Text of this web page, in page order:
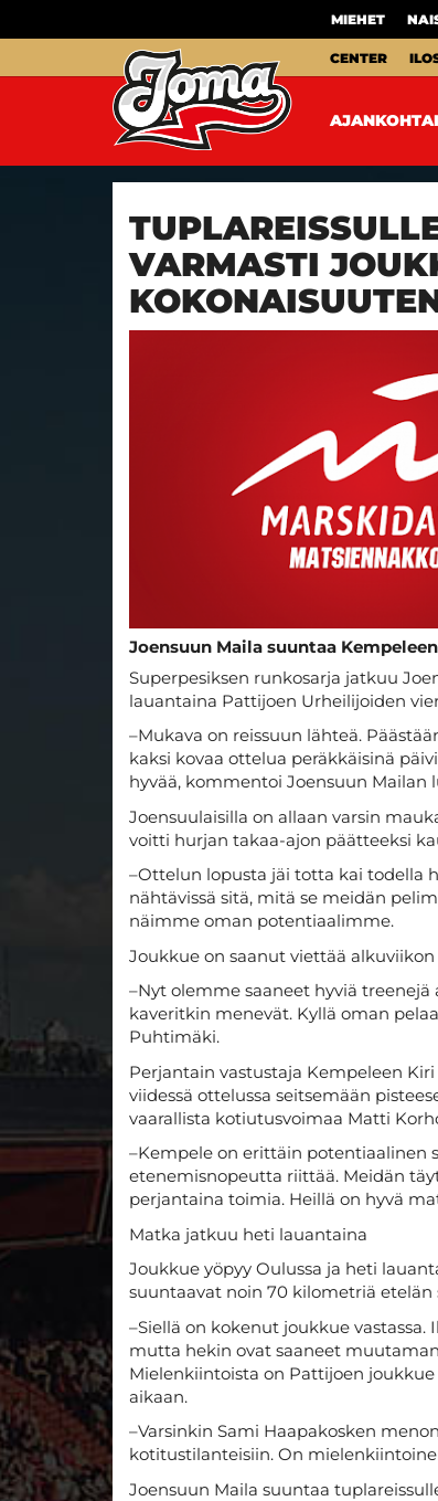
MIEHET
CENTER
VARMASTI
Joensuun Maila suuntaa
Superpesiksen runkosarja jatkuu
lauantaina Pattijoen Urheilijoiden
–Mukava on reissuun lähteä.
kaksi kovaa ottelua peräkkäisinä
hyvää, kommentoi Joensuun Mailan
Joensuulaisilla on allaan varsin
voitti hurjan takaa-ajon päätteeksi
–Ottelun lopusta jäi totta kai todella
nähtävissä sitä, mitä se meidän
näimme oman potentiaalimme.
Joukkue on saanut viettää
–Nyt olemme saaneet hyviä
kaveritkin menevät. Kyllä oman
Puhtimäki.
Perjantain vastustaja Kempeleen
viidessä ottelussa seitsemään
vaarallista kotiutusvoimaa Matti
–Kempele on erittäin potentiaalinen
etenemisnopeutta riittää. Meidän
perjantaina toimia. Heillä on hyvä
Matka jatkuu heti lauantaina
Joukkue yöpyy Oulussa ja heti
suuntaavat noin 70 kilometriä
–Siellä on kokenut joukkue
mutta hekin ovat saaneet
Mielenkiintoista on Pattijoen
aikaan.
–Varsinkin Sami Haapakosken
kotitustilanteisiin. On
Joensuun Maila suuntaa